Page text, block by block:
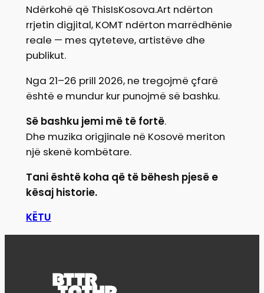
Ndërkohë që ThisIsKosova.Art ndërton
rrjetin digjital, KOMT ndërton marrëdhënie
reale — mes qyteteve, artistëve dhe
publikut.
Nga 21–26 prill 2026, ne tregojmë çfarë
është e mundur kur punojmë së bashku.
Së bashku jemi më të fortë.
Dhe muzika origjinale në Kosovë meriton
një skenë kombëtare.
Tani është koha që të bëhesh pjesë e
kësaj historie.
KËTU